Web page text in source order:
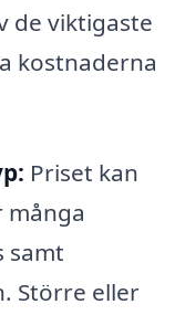
de viktigaste
kostnaderna
Priset kan
många
samt
Större eller